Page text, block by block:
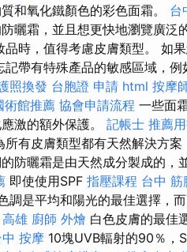
和氧化鐵顏色的彩色面霜。 台
曬霜，並且想更快地瀏覽廣泛
時，值得考慮皮膚類型。 如
帶有特殊產品的敏感區域，
照換發 台胞證 申請 html 按摩
術館推薦 協會申請流程 一些面
激的額外保護。 記帳士 推薦
有皮膚類型都有天然解決方案
防曬霜是由天然成分製成的，
即使使用SPF 指壓課程 台中 筋
調是平均和陽光的最佳選擇，
雄 廚師 外燴 白色皮膚的最佳
中 按摩 10塊UVB輻射的90％，